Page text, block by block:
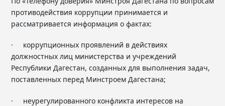
противодействия коррупции принимается и
рассматривается информация о фактах:
· коррупционных проявлений в действиях
должностных лиц министерства и учреждений
Республики Дагестан, созданных для выполнения задач,
поставленных перед Минстроем Дагестана;
· неурегулированного конфликта интересов на